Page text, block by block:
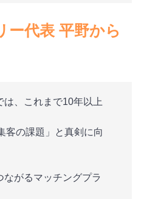
ー代表 平野から
は、これまで10年以上
客の課題」と真剣に向
がるマッチングプラ